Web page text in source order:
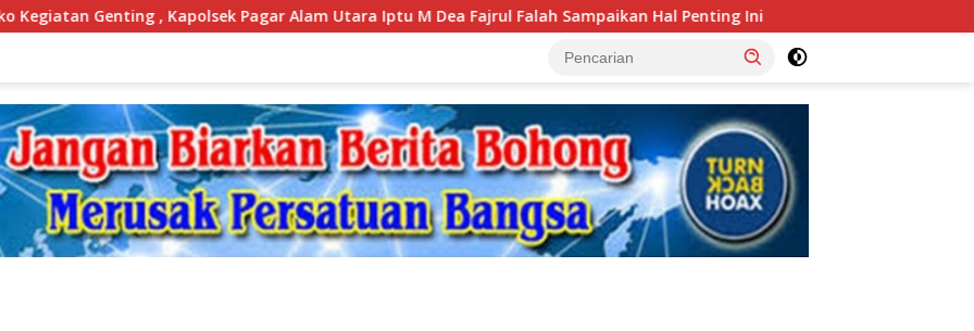
Pagar Alam Utara Iptu M Dea Fajrul Falah Sampaikan Hal Penting Ini Sukatani Juara! Tekuk Parungpanjang 1-0